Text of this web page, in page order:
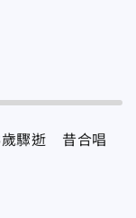
歲驟逝 昔合唱